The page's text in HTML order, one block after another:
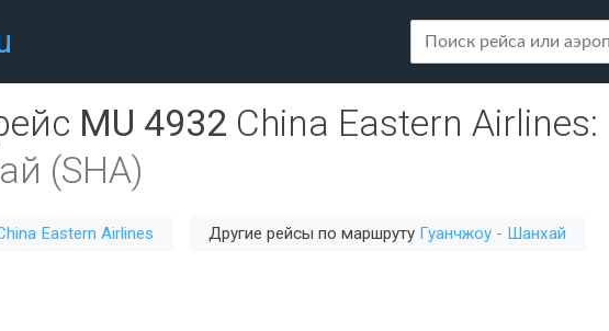
MU 4932 China Eastern Airlines:
(SHA)
Eastern Airlines Другие рейсы по маршруту Гуанчжоу - Шанхай